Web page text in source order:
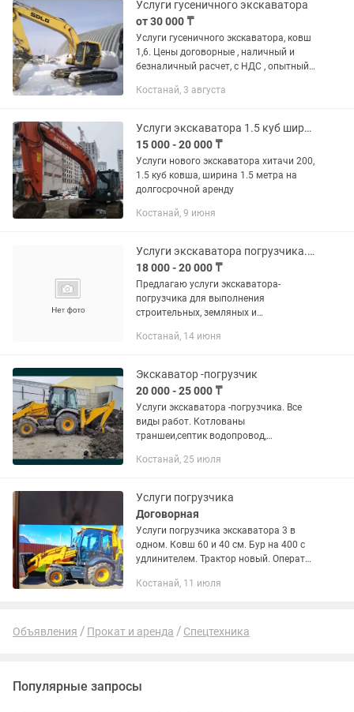
Услуги гусеничного экскаватора
от 30 000 ₸
Услуги гусеничного экскаватора, ковш
1,6. Цены договорные , наличный и
безналичный расчет, с НДС , опытный
Костанай, 3 августа
Услуги экскаватора 1.5 куб ширина 1.5 метр ковша
15 000 - 20 000 ₸
Услуги нового экскаватора хитачи 200,
1.5 куб ковша, ширина 1.5 метра на
долгосрочной аренду
Костанай, 9 июня
Услуги экскаватора погрузчика.Петушок
18 000 - 20 000 ₸
Предлагаю услуги экскаватора-
погрузчика для выполнения
строительных, земляных и
состоянии, имеется опытный оператор.
о...
Костанай, 14 июня
Экскаватор -погрузчик
20 000 - 25 000 ₸
Услуги экскаватора -погрузчика. Все
виды работ. Котлованы
траншеи,септик водопровод,
безналичный расчет, документы..
траншей...
Костанай, 25 июля
Услуги погрузчика
Договорная
Услуги погрузчика экскаватора 3 в
одном. Ковш 60 и 40 см. Бур на 400 с
удлинителем. Трактор новый. Оператор
Костанай, 11 июля
Объявления Прокат и аренда Спецтехника
Популярные запросы